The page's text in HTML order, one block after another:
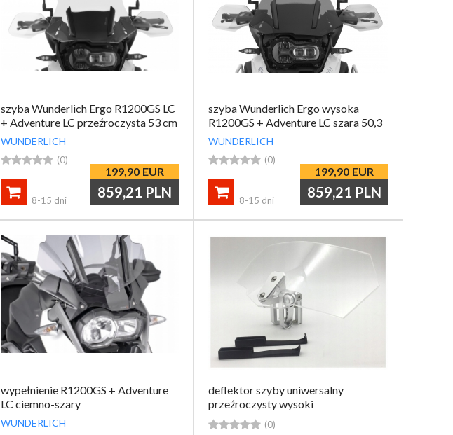
szyba Wunderlich Ergo R1200GS LC
+ Adventure LC przeźroczysta 53 cm
WUNDERLICH
 (0)
199,90 EUR
859,21 PLN

8-15 dni
szyba Wunderlich Ergo wysoka
R1200GS + Adventure LC szara 50,3
cm
WUNDERLICH
 (0)
199,90 EUR
859,21 PLN

8-15 dni
wypełnienie R1200GS + Adventure
LC ciemno-szary
WUNDERLICH
deflektor szyby uniwersalny
przeźroczysty wysoki
 (0)